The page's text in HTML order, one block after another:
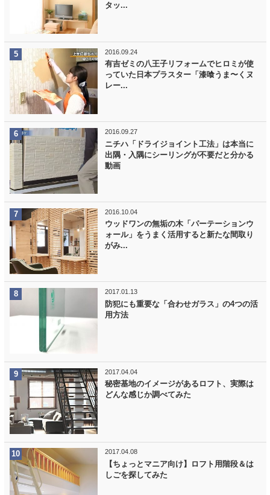
タッ...
2016.09.24
有吉ゼミの八王子リフォームでヒロミが使
っていた日本プラスター「漆喰うま〜くヌ
レー...
2016.09.27
ニチハ「ドライジョイント工法」は本当に
出隅・入隅にシーリングが不要だと分かる
動画
2016.10.04
ウッドワンの無垢の木「パーテーションウ
ォール」をうまく活用すると新たな間取り
がみ...
2017.01.13
防犯にも重要な「合わせガラス」の4つの活
用方法
2017.04.04
秘密基地のイメージがあるロフト、実際は
どんな感じか調べてみた
2017.04.08
【ちょっとマニア向け】ロフト用階段＆は
しごを探してみた